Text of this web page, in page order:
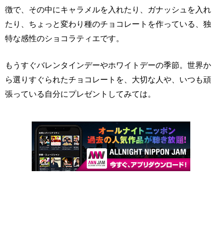
徴で、その中にキャラメルを入れたり、ガナッシュを入れ
たり、ちょっと変わり種のチョコレートを作っている、独
特な感性のショコラティエです。
もうすぐバレンタインデーやホワイトデーの季節。世界か
ら選りすぐられたチョコレートを、大切な人や、いつも頑
張っている自分にプレゼントしてみては。